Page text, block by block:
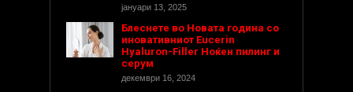
јануари 13, 2025
Блеснете во Новата година со
иновативниот Eucerin
Hyaluron-Filler Ноќен пилинг и
серум
декември 16, 2024